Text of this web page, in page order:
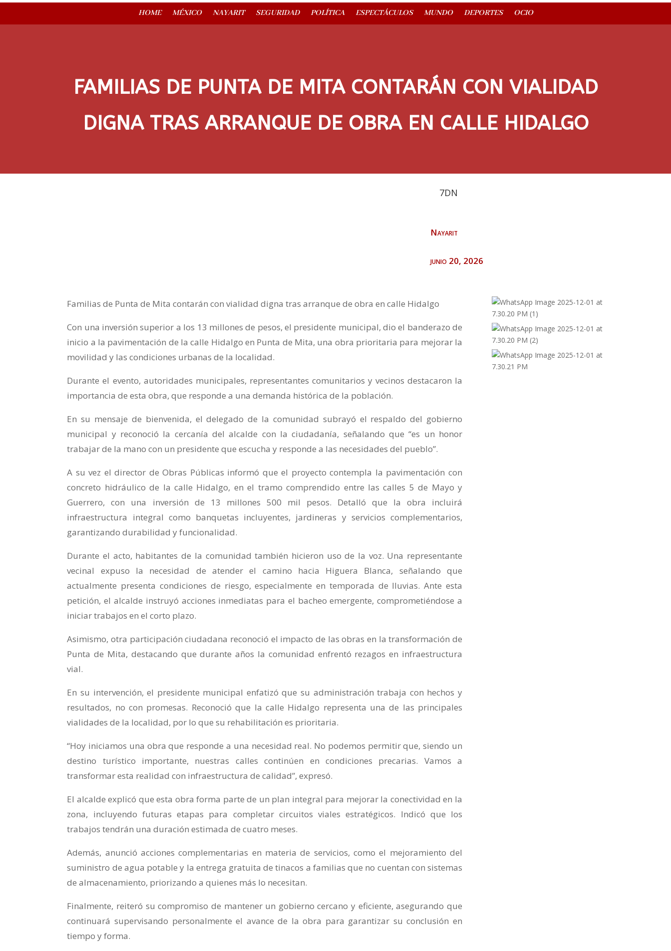
HOME MÉXICO NAYARIT SEGURIDAD POLÍTICA ESPECTÁCULOS MUNDO DEPORTES OCIO
FAMILIAS DE PUNTA DE MITA CONTARÁN CON VIALIDAD
DIGNA TRAS ARRANQUE DE OBRA EN CALLE HIDALGO
7DN
Nayarit
junio 20, 2026
Familias de Punta de Mita contarán con vialidad digna tras arranque de obra en calle Hidalgo
Con una inversión superior a los 13 millones de pesos, el presidente municipal, dio el banderazo de
inicio a la pavimentación de la calle Hidalgo en Punta de Mita, una obra prioritaria para mejorar la
movilidad y las condiciones urbanas de la localidad.
Durante el evento, autoridades municipales, representantes comunitarios y vecinos destacaron la
importancia de esta obra, que responde a una demanda histórica de la población.
En su mensaje de bienvenida, el delegado de la comunidad subrayó el respaldo del gobierno
municipal y reconoció la cercanía del alcalde con la ciudadanía, señalando que “es un honor
trabajar de la mano con un presidente que escucha y responde a las necesidades del pueblo”.
A su vez el director de Obras Públicas informó que el proyecto contempla la pavimentación con
concreto hidráulico de la calle Hidalgo, en el tramo comprendido entre las calles 5 de Mayo y
Guerrero, con una inversión de 13 millones 500 mil pesos. Detalló que la obra incluirá
infraestructura integral como banquetas incluyentes, jardineras y servicios complementarios,
garantizando durabilidad y funcionalidad.
Durante el acto, habitantes de la comunidad también hicieron uso de la voz. Una representante
vecinal expuso la necesidad de atender el camino hacia Higuera Blanca, señalando que
actualmente presenta condiciones de riesgo, especialmente en temporada de lluvias. Ante esta
petición, el alcalde instruyó acciones inmediatas para el bacheo emergente, comprometiéndose a
iniciar trabajos en el corto plazo.
Asimismo, otra participación ciudadana reconoció el impacto de las obras en la transformación de
Punta de Mita, destacando que durante años la comunidad enfrentó rezagos en infraestructura
vial.
En su intervención, el presidente municipal enfatizó que su administración trabaja con hechos y
resultados, no con promesas. Reconoció que la calle Hidalgo representa una de las principales
vialidades de la localidad, por lo que su rehabilitación es prioritaria.
“Hoy iniciamos una obra que responde a una necesidad real. No podemos permitir que, siendo un
destino turístico importante, nuestras calles continúen en condiciones precarias. Vamos a
transformar esta realidad con infraestructura de calidad”, expresó.
El alcalde explicó que esta obra forma parte de un plan integral para mejorar la conectividad en la
zona, incluyendo futuras etapas para completar circuitos viales estratégicos. Indicó que los
trabajos tendrán una duración estimada de cuatro meses.
Además, anunció acciones complementarias en materia de servicios, como el mejoramiento del
suministro de agua potable y la entrega gratuita de tinacos a familias que no cuentan con sistemas
de almacenamiento, priorizando a quienes más lo necesitan.
Finalmente, reiteró su compromiso de mantener un gobierno cercano y eficiente, asegurando que
continuará supervisando personalmente el avance de la obra para garantizar su conclusión en
tiempo y forma.